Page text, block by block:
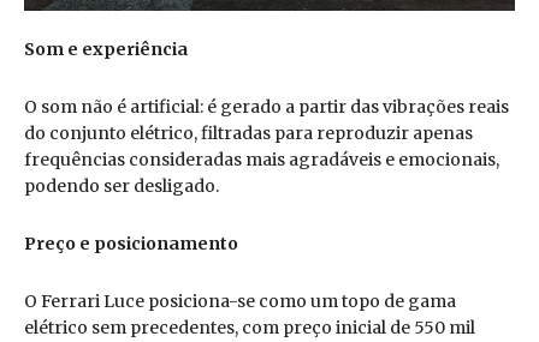
Som e experiência
O som não é artificial: é gerado a partir das vibrações reais
do conjunto elétrico, filtradas para reproduzir apenas
frequências consideradas mais agradáveis e emocionais,
podendo ser desligado.
Preço e posicionamento
O Ferrari Luce posiciona-se como um topo de gama
elétrico sem precedentes, com preço inicial de 550 mil